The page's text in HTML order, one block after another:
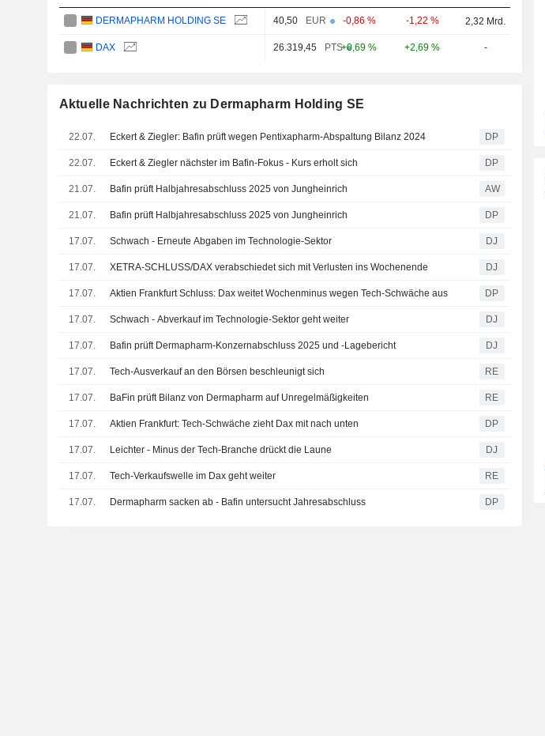
DERMAPHARM HOLDING SE 40,50 EUR -0,86 % -1,22 % 2,32 Mrd.
DAX 26.319,45 PTS+0,69 % +2,69 % -
Aktuelle Nachrichten zu Dermapharm Holding SE
22.07. Eckert & Ziegler: Bafin prüft wegen Pentixapharm-Abspaltung Bilanz 2024 DP
22.07. Eckert & Ziegler nächster im Bafin-Fokus - Kurs erholt sich DP
21.07. Bafin prüft Halbjahresabschluss 2025 von Jungheinrich AW
21.07. Bafin prüft Halbjahresabschluss 2025 von Jungheinrich DP
17.07. Schwach - Erneute Abgaben im Technologie-Sektor DJ
17.07. XETRA-SCHLUSS/DAX verabschiedet sich mit Verlusten ins Wochenende DJ
17.07. Aktien Frankfurt Schluss: Dax weitet Wochenminus wegen Tech-Schwäche aus DP
17.07. Schwach - Abverkauf im Technologie-Sektor geht weiter DJ
17.07. Bafin prüft Dermapharm-Konzernabschluss 2025 und -Lagebericht DJ
17.07. Tech-Ausverkauf an den Börsen beschleunigt sich RE
17.07. BaFin prüft Bilanz von Dermapharm auf Unregelmäßigkeiten RE
17.07. Aktien Frankfurt: Tech-Schwäche zieht Dax mit nach unten DP
17.07. Leichter - Minus der Tech-Branche drückt die Laune DJ
17.07. Tech-Verkaufswelle im Dax geht weiter RE
17.07. Dermapharm sacken ab - Bafin untersucht Jahresabschluss DP